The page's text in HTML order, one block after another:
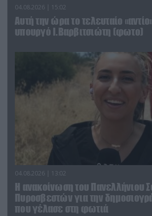
04.08.2026 | 15:02
Αυτή την ώρα το τελευταίο
υπουργό Ι.Βαρβιτσιώτη (φωτο)
04.08.2026 | 13:02
Η ανακοίνωση του Πανελλήνιου
Πυροσβεστών για την
που γέλασε στη φωτιά